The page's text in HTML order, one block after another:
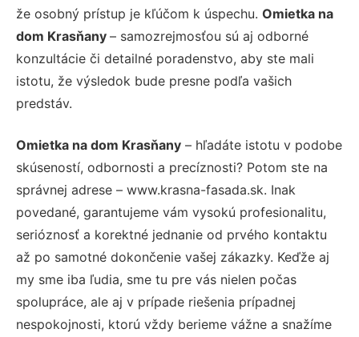
že osobný prístup je kľúčom k úspechu. Omietka na
dom Krasňany – samozrejmosťou sú aj odborné
konzultácie či detailné poradenstvo, aby ste mali
istotu, že výsledok bude presne podľa vašich
predstáv.
Omietka na dom Krasňany – hľadáte istotu v podobe
skúseností, odbornosti a precíznosti? Potom ste na
správnej adrese – www.krasna-fasada.sk. Inak
povedané, garantujeme vám vysokú profesionalitu,
serióznosť a korektné jednanie od prvého kontaktu
až po samotné dokončenie vašej zákazky. Keďže aj
my sme iba ľudia, sme tu pre vás nielen počas
spolupráce, ale aj v prípade riešenia prípadnej
nespokojnosti, ktorú vždy berieme vážne a snažíme